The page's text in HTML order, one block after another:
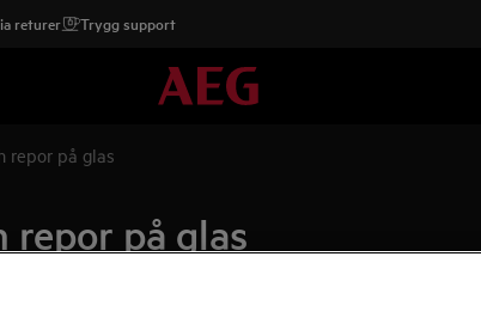
returer Trygg support
repor på glas
repor på glas